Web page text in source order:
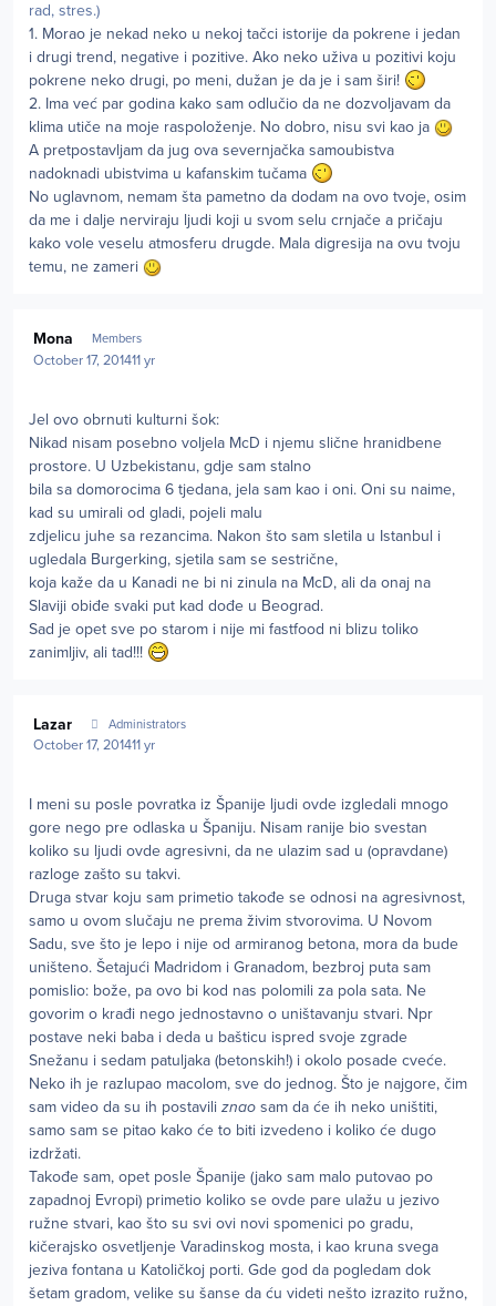
rad, stres.)
1. Morao je nekad neko u nekoj tačci istorije da pokrene i jedan
i drugi trend, negative i pozitive. Ako neko uživa u pozitivi koju
pokrene neko drugi, po meni, dužan je da je i sam širi!
2. Ima već par godina kako sam odlučio da ne dozvoljavam da
klima utiče na moje raspoloženje. No dobro, nisu svi kao ja
A pretpostavljam da jug ova severnjačka samoubistva
nadoknadi ubistvima u kafanskim tučama
No uglavnom, nemam šta pametno da dodam na ovo tvoje, osim
da me i dalje nerviraju ljudi koji u svom selu crnjače a pričaju
kako vole veselu atmosferu drugde. Mala digresija na ovu tvoju
temu, ne zameri
Mona Members
October 17, 201411 yr
Jel ovo obrnuti kulturni šok:
Nikad nisam posebno voljela McD i njemu slične hranidbene
prostore. U Uzbekistanu, gdje sam stalno
bila sa domorocima 6 tjedana, jela sam kao i oni. Oni su naime,
kad su umirali od gladi, pojeli malu
zdjelicu juhe sa rezancima. Nakon što sam sletila u Istanbul i
ugledala Burgerking, sjetila sam se sestrične,
koja kaže da u Kanadi ne bi ni zinula na McD, ali da onaj na
Slaviji obiđe svaki put kad dođe u Beograd.
Sad je opet sve po starom i nije mi fastfood ni blizu toliko
zanimljiv, ali tad!!!
Lazar Administrators
October 17, 201411 yr
I meni su posle povratka iz Španije ljudi ovde izgledali mnogo
gore nego pre odlaska u Španiju. Nisam ranije bio svestan
koliko su ljudi ovde agresivni, da ne ulazim sad u (opravdane)
razloge zašto su takvi.
Druga stvar koju sam primetio takođe se odnosi na agresivnost,
samo u ovom slučaju ne prema živim stvorovima. U Novom
Sadu, sve što je lepo i nije od armiranog betona, mora da bude
uništeno. Šetajući Madridom i Granadom, bezbroj puta sam
pomislio: bože, pa ovo bi kod nas polomili za pola sata. Ne
govorim o krađi nego jednostavno o uništavanju stvari. Npr
postave neki baba i deda u bašticu ispred svoje zgrade
Snežanu i sedam patuljaka (betonskih!) i okolo posade cveće.
Neko ih je razlupao macolom, sve do jednog. Što je najgore, čim
sam video da su ih postavili znao sam da će ih neko uništiti,
samo sam se pitao kako će to biti izvedeno i koliko će dugo
izdržati.
Takođe sam, opet posle Španije (jako sam malo putovao po
zapadnoj Evropi) primetio koliko se ovde pare ulažu u jezivo
ružne stvari, kao što su svi ovi novi spomenici po gradu,
kičerajsko osvetljenje Varadinskog mosta, i kao kruna svega
jeziva fontana u Katoličkoj porti. Gde god da pogledam dok
šetam gradom, velike su šanse da ću videti nešto izrazito ružno,